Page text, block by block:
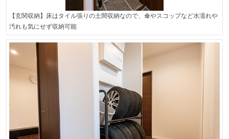
【玄関収納】床はタイル張りの土間収納なので、傘やスコップなど水濡れや
汚れも気にせず収納可能